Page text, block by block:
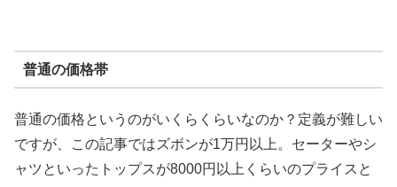
普通の価格帯
普通の価格というのがいくらくらいなのか？定義が難しい
ですが、この記事ではズボンが1万円以上。セーターやシ
ャツといったトップスが8000円以上くらいのプライスと